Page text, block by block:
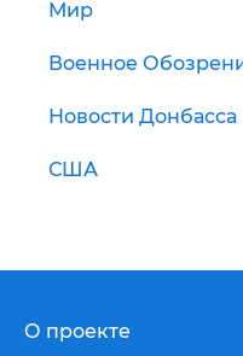
Мир
Военное
Новости Донбасса
США
О проекте